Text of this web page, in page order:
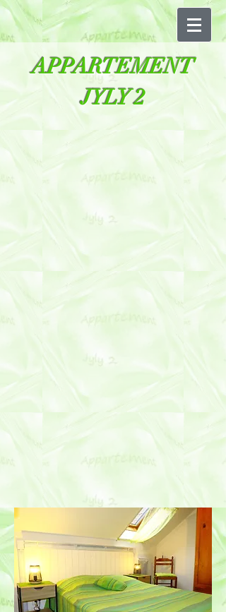
APPARTEMENT
JYLY 2